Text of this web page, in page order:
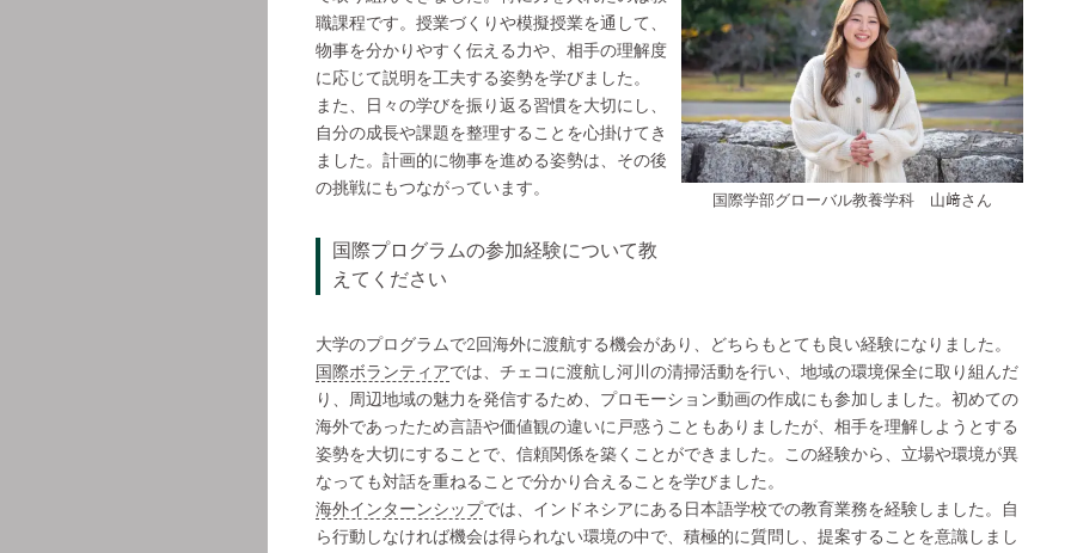
国際学部グローバル教養学科 山﨑さん
職課程です。授業づくりや模擬授業を通して、
物事を分かりやすく伝える力や、相手の理解度
に応じて説明を工夫する姿勢を学びました。
また、日々の学びを振り返る習慣を大切にし、
自分の成長や課題を整理することを心掛けてき
ました。計画的に物事を進める姿勢は、その後
の挑戦にもつながっています。
国際プログラムの参加経験について教
えてください
大学のプログラムで2回海外に渡航する機会があり、どちらもとても良い経験になりました。
国際ボランティアでは、チェコに渡航し河川の清掃活動を行い、地域の環境保全に取り組んだ
り、周辺地域の魅力を発信するため、プロモーション動画の作成にも参加しました。初めての
海外であったため言語や価値観の違いに戸惑うこともありましたが、相手を理解しようとする
姿勢を大切にすることで、信頼関係を築くことができました。この経験から、立場や環境が異
なっても対話を重ねることで分かり合えることを学びました。
海外インターンシップでは、インドネシアにある日本語学校での教育業務を経験しました。自
ら行動しなければ機会は得られない環境の中で、積極的に質問し、提案することを意識しまし